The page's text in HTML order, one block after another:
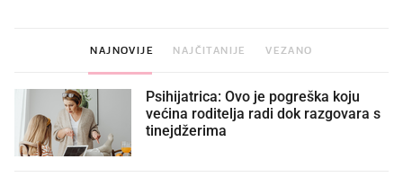
NAJNOVIJE NAJČITANIJE VEZANO
Psihijatrica: Ovo je pogreška koju
većina roditelja radi dok razgovara s
tinejdžerima